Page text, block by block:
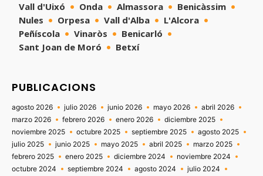
Vall d'Uixó
Onda Almassora
Benicàssim
Nules
Orpesa Vall d'Alba
L'Alcora
Peñíscola
Vinaròs
Benicarló
Sant Joan de Moró
Betxí
PUBLICACIONS
agosto 2026 julio 2026 junio 2026 mayo 2026
abril 2026
marzo 2026
febrero 2026 enero 2026
diciembre 2025
noviembre 2025
octubre 2025 septiembre 2025
agosto 2025
julio 2025
junio 2025 mayo 2025 abril 2025
marzo 2025
febrero 2025
enero 2025 diciembre 2024
noviembre 2024
octubre 2024
septiembre 2024 agosto 2024
julio 2024